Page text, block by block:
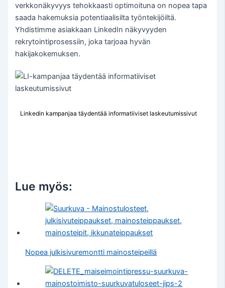
verkkonäkyvyys tehokkaasti optimoituna on nopea tapa
saada hakemuksia potentiaalisilta työntekijöiltä.
Yhdistimme asiakkaan LinkedIn näkyvyyden
rekrytointiprosessiin, joka tarjoaa hyvän
hakijakokemuksen.
Linkedin kampanjaa täydentää informatiiviset laskeutumissivut
Lue myös:
Nopea julkisivuremontti mainosteipeillä